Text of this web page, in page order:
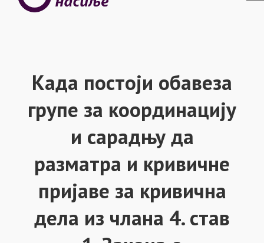
Када постоји обавеза
групе за координацију
и сарадњу да
разматра и кривичне
пријаве за кривична
дела из члана 4. став